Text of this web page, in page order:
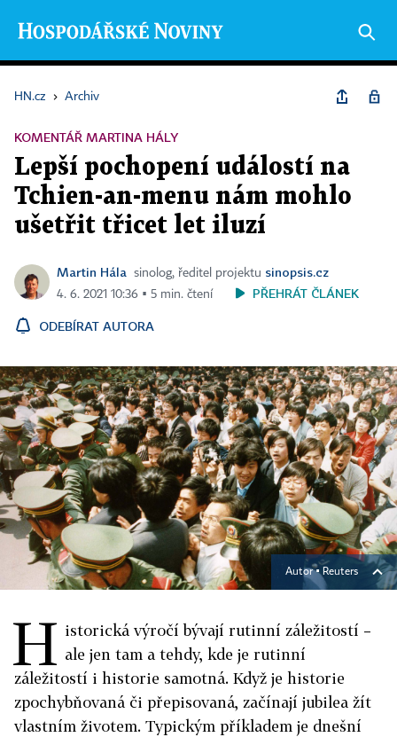
HN.cz › Archiv
KOMENTÁŘ MARTINA HÁLY
Lepší pochopení událostí na
Tchien-an-menu nám mohlo
ušetřit třicet let iluzí
Martin Hála sinolog, ředitel projektu sinopsis.cz
4. 6. 2021 10:36 ▪ 5 min. čtení PŘEHRÁT ČLÁNEK
ODEBÍRAT AUTORA
Autor ▪ Reuters
H istorická výročí bývají rutinní záležitostí –
ale jen tam a tehdy, kde je rutinní
záležitostí i historie samotná. Když je historie
zpochybňovaná či přepisovaná, začínají jubilea žít
vlastním životem. Typickým příkladem je dnešní